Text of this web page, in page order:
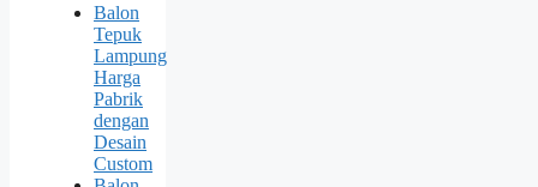
Balon
Tepuk
Lampung
Harga
Pabrik
dengan
Desain
Custom